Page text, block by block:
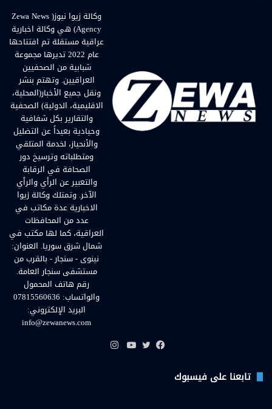
وكالة زيوا نيوز( Zewa News
Agency) هي وكالة اخبارية
عراقية مستقلة تم افتتاحها
عام 2022 تديرها مجموعة
شبابية من الصحفيين
العراقيين. وتهتم بنشر
ونقل جميع الأخبار(المحلية،
الاقليمية، الدولية) الصحفية
والتقارير بكل شفافية
وحيادية بعيداً عن التضليل
والأنحياز، لخدمة المتلقي
ومتطلباته وترسيخ دور
الصحافة في الرقابة
والتعبير عن الرأي والرأي
الآخر. وتمتلك وكالة زيوا
الاخبارية عدة مكاتب في
عدد من المحافظات
العراقية، كما لها مكتب في
شمال شرق سوريا. العنوان:
نينوى - سنجار - بالقرب من
مستشفى سنجار العامة.
رقم هاتف المحمول
والواتساب: 07815560636
البريد الإلكتروني:
info@zewanews.com
تابعنا على فيسبوك